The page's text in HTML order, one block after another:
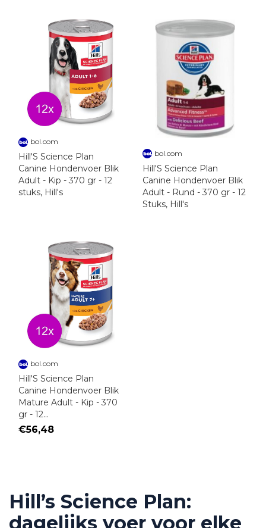
bol.com
Hill'S Science Plan
Canine Hondenvoer Blik
Adult - Kip - 370 gr - 12
stuks, Hill's
bol.com
Hill'S Science Plan
Canine Hondenvoer Blik
Adult - Rund - 370 gr - 12
Stuks, Hill's
bol.com
Hill'S Science Plan
Canine Hondenvoer Blik
Mature Adult - Kip - 370
gr - 12...
€56,48
Hill’s Science Plan:
dagelijks voer voor elke